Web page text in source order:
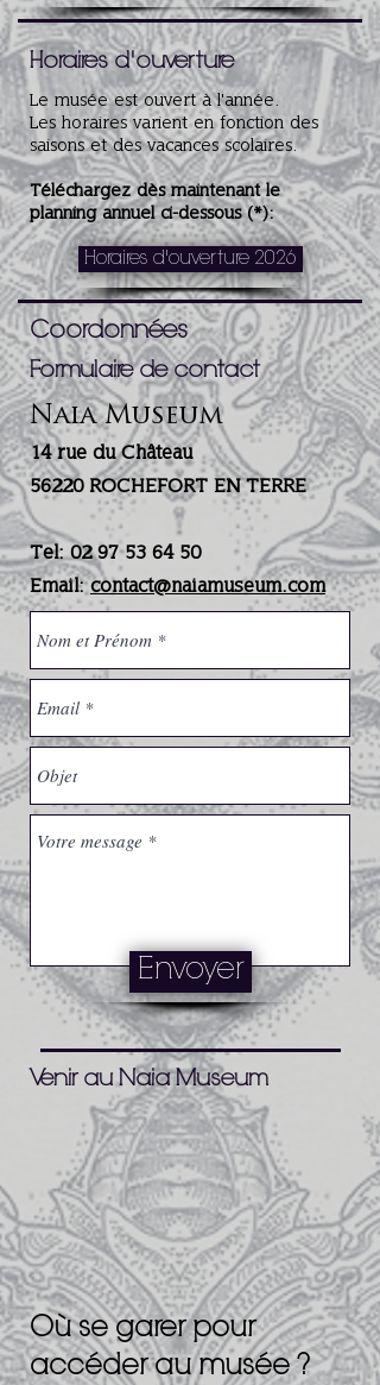
Horaires d'ouverture
Le musée est ouvert à l'année.
Les horaires varient en fonction des
saisons et des vacances scolaires.
Téléchargez dès maintenant le
planning annuel ci-dessous (*):
Horaires d'ouverture 2026
Coordonnées
Formulaire de contact
Naia Museum
14 rue du Château
56220 ROCHEFORT EN TERRE
Tel:02 97 53 64 50
Email:contact@naiamuseum.com
Envoyer
Venir au Naia Museum
Où se garer pour
accéder au musée ?